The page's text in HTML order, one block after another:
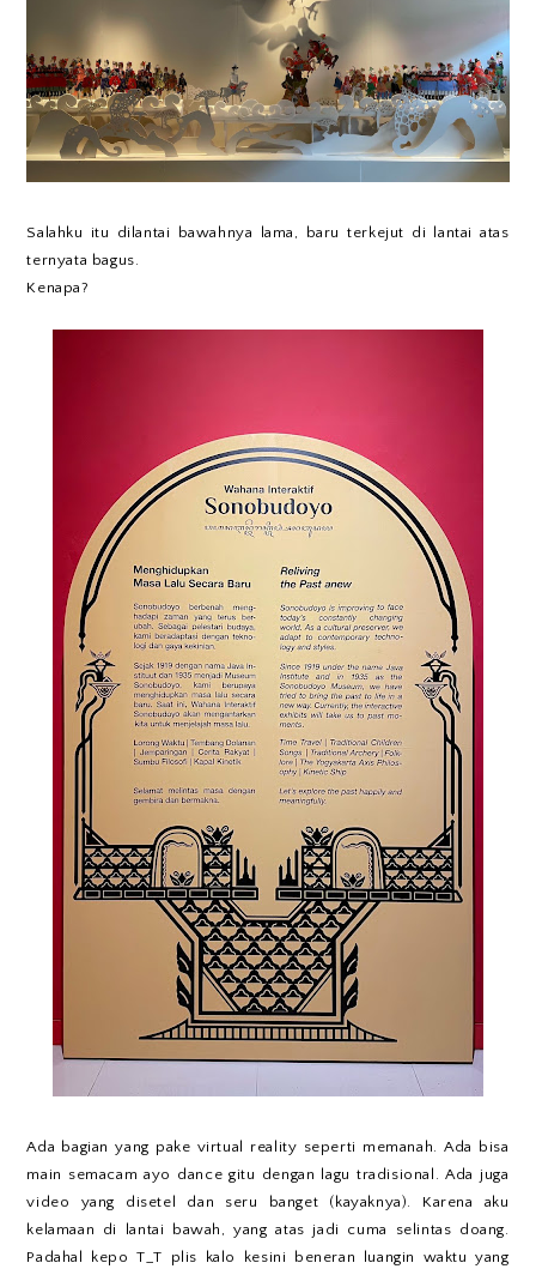
Salahku itu dilantai bawahnya lama, baru terkejut di lantai atas
ternyata bagus.
Kenapa?
Ada bagian yang pake virtual reality seperti memanah. Ada bisa
main semacam ayo dance gitu dengan lagu tradisional. Ada juga
video yang disetel dan seru banget (kayaknya). Karena aku
kelamaan di lantai bawah, yang atas jadi cuma selintas doang.
Padahal kepo T_T plis kalo kesini beneran luangin waktu yang